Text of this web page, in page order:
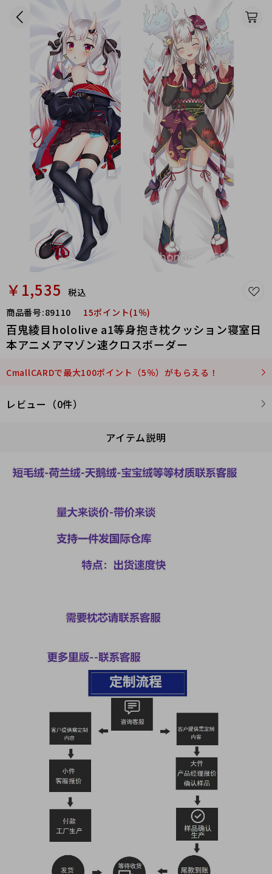
￥1,535
税込
商品番号:89110 15ポイント(1％)
百鬼綾目hololive a1等身抱き枕クッション寝室日
本アニメアマゾン速クロスボーダー
CmallCARDで最大100ポイント（5％）がもらえる！
レビュー（0件）
アイテム説明